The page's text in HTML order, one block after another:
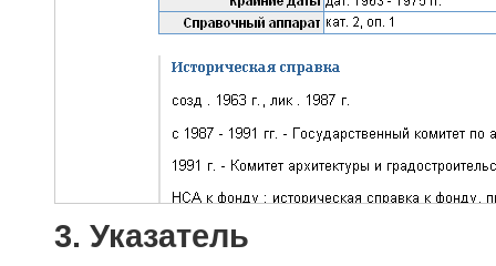
3. Указатель